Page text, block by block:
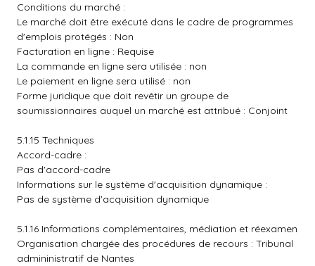
Conditions du marché :
Le marché doit être exécuté dans le cadre de programmes
d'emplois protégés : Non
Facturation en ligne : Requise
La commande en ligne sera utilisée : non
Le paiement en ligne sera utilisé : non
Forme juridique que doit revêtir un groupe de
soumissionnaires auquel un marché est attribué : Conjoint
5.1.15 Techniques
Accord-cadre :
Pas d'accord-cadre
Informations sur le système d'acquisition dynamique :
Pas de système d'acquisition dynamique
5.1.16 Informations complémentaires, médiation et réexamen
Organisation chargée des procédures de recours : Tribunal
admininistratif de Nantes